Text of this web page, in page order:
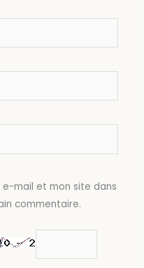
e-mail et mon site dans
commentaire.